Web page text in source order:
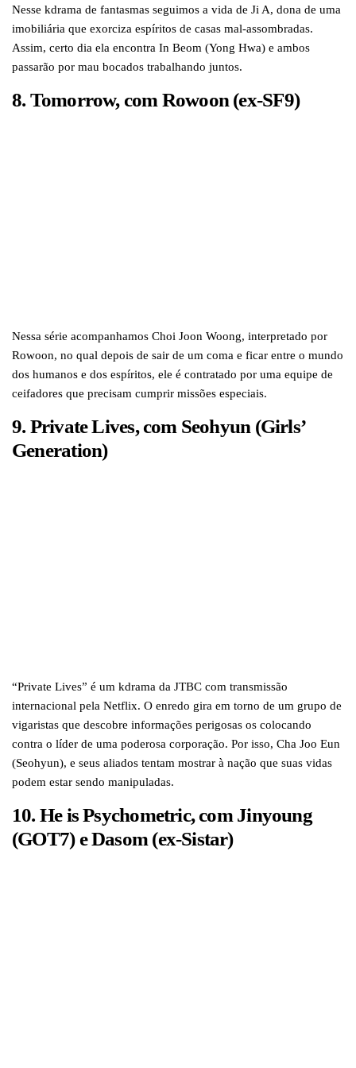
Nesse kdrama de fantasmas seguimos a vida de Ji A, dona de uma
imobiliária que exorciza espíritos de casas mal-assombradas.
Assim, certo dia ela encontra In Beom (Yong Hwa) e ambos
passarão por mau bocados trabalhando juntos.
8. Tomorrow, com Rowoon (ex-SF9)
Nessa série acompanhamos Choi Joon Woong, interpretado por
Rowoon, no qual depois de sair de um coma e ficar entre o mundo
dos humanos e dos espíritos, ele é contratado por uma equipe de
ceifadores que precisam cumprir missões especiais.
9. Private Lives, com Seohyun (Girls’
Generation)
“Private Lives” é um kdrama da JTBC com transmissão
internacional pela Netflix. O enredo gira em torno de um grupo de
vigaristas que descobre informações perigosas os colocando
contra o líder de uma poderosa corporação. Por isso, Cha Joo Eun
(Seohyun), e seus aliados tentam mostrar à nação que suas vidas
podem estar sendo manipuladas.
10. He is Psychometric, com Jinyoung
(GOT7) e Dasom (ex-Sistar)